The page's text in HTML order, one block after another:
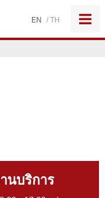
EN / TH
นบริการ